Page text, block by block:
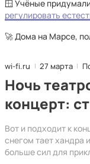
🪟 Учёные
регулировать
🚀 Дома на Марсе,
wi-fi.ru 27 марта
Ночь
концерт:
Вот и подходит к
снегом тает хандра
больше сил для